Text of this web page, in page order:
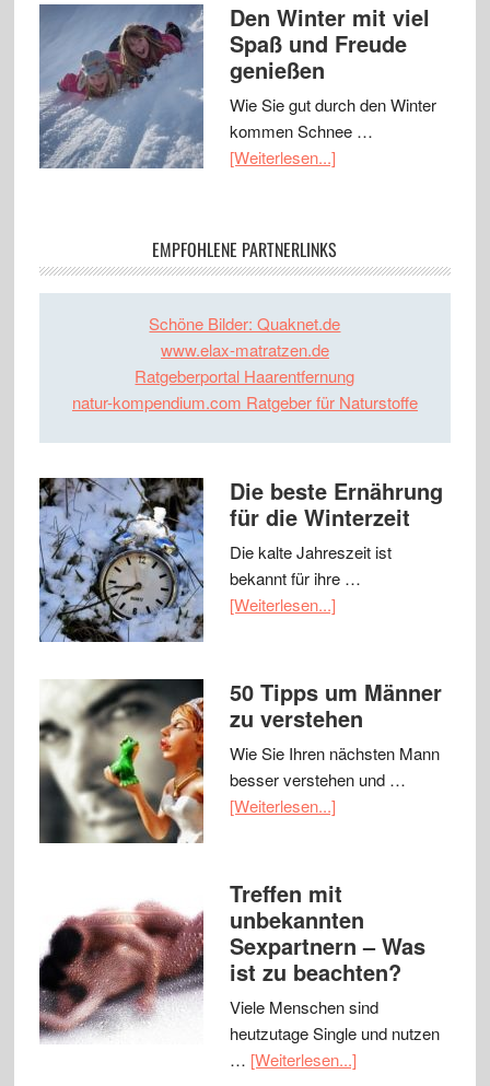
Den Winter mit viel
Spaß und Freude
genießen
Wie Sie gut durch den Winter
kommen Schnee …
[Weiterlesen...]
EMPFOHLENE PARTNERLINKS
Schöne Bilder: Quaknet.de
www.elax-matratzen.de
Ratgeberportal Haarentfernung
natur-kompendium.com Ratgeber für Naturstoffe
Die beste Ernährung
für die Winterzeit
Die kalte Jahreszeit ist
bekannt für ihre …
[Weiterlesen...]
50 Tipps um Männer
zu verstehen
Wie Sie Ihren nächsten Mann
besser verstehen und …
[Weiterlesen...]
Treffen mit
unbekannten
Sexpartnern – Was
ist zu beachten?
Viele Menschen sind
heutzutage Single und nutzen
… [Weiterlesen...]